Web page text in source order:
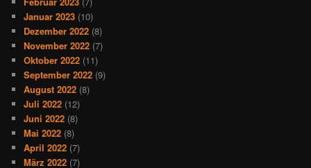
Januar 2023 (10)
Dezember 2022 (8)
November 2022 (7)
Oktober 2022 (11)
September 2022 (9)
August 2022 (8)
Juli 2022 (12)
Juni 2022 (8)
Mai 2022 (8)
April 2022 (7)
März 2022 (7)